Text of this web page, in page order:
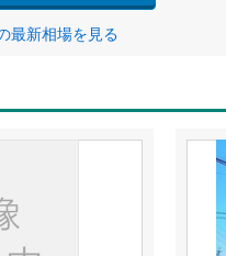
最新相場を見る